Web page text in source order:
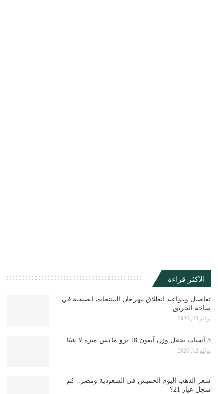
الأكثر قراءة
تفاصيل ومواعيد انطلاق مهرجان المنتجات الصيفية في
ساحة الحريق…
يوليو 23, 2026
3 أسباب تجعل وزن آيفون 18 برو ماكس ميزة لا عيبًا
يوليو 12, 2026
سعر الذهب اليوم الخميس في السعودية ومصر.. كم
سجل عيار 21؟